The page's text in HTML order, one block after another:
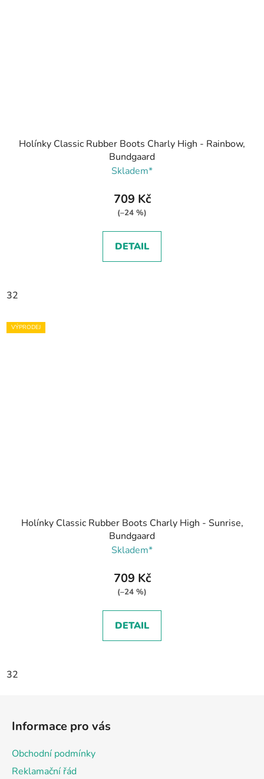
Holínky Classic Rubber Boots Charly High - Rainbow,
Bundgaard
Skladem*
709 Kč
(–24 %)
DETAIL
32
VÝPRODEJ
Holínky Classic Rubber Boots Charly High - Sunrise,
Bundgaard
Skladem*
709 Kč
(–24 %)
DETAIL
32
Informace pro vás
Obchodní podmínky
Reklamační řád